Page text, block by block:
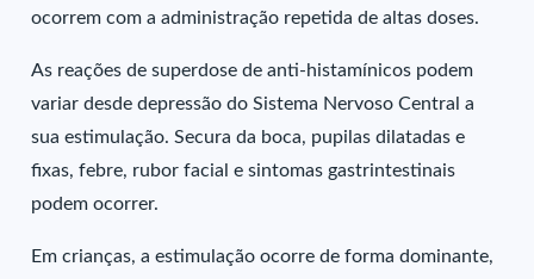
ocorrem com a administração repetida de altas doses.
As reações de superdose de anti-histamínicos podem
variar desde depressão do Sistema Nervoso Central a
sua estimulação. Secura da boca, pupilas dilatadas e
fixas, febre, rubor facial e sintomas gastrintestinais
podem ocorrer.
Em crianças, a estimulação ocorre de forma dominante,